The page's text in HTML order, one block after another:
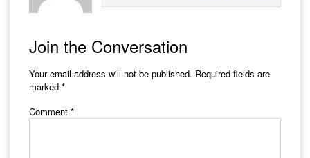
Join the Conversation
Your email address will not be published. Required fields are
marked *
Comment *